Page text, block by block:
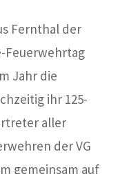
Fernthal der
Feuerwehrtag
Jahr die
ihr 125-
aller
der VG
gemeinsam auf